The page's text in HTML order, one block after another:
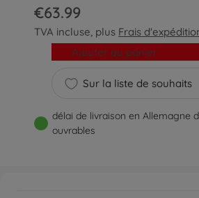
€63.99
TVA incluse, plus Frais
Sur la liste de souhaits
Ajouter au panier
délai de livraison en Allemagne
ouvrables